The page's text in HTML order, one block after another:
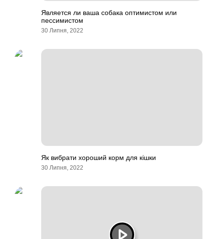
Является ли ваша собака оптимистом или
пессимистом
30 Липня, 2022
Як вибрати хороший корм для кішки
30 Липня, 2022